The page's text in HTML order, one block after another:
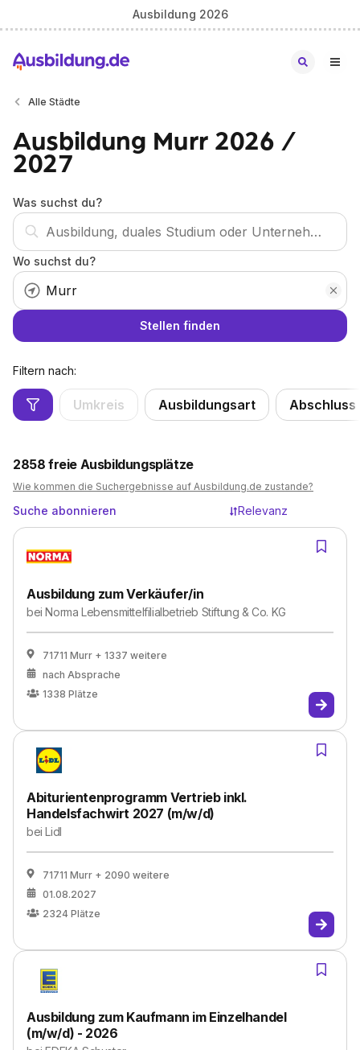
Ausbildung 2026
Alle Städte
Ausbildung Murr 2026 /
2027
Was suchst du?
Wo suchst du?
Stellen finden
Filtern nach:
Umkreis Ausbildungsart Abschluss
2858 freie Ausbildungsplätze
Wie kommen die Suchergebnisse auf Ausbildung.de zustande?
Suche abonnieren Relevanz
Ausbildung zum Verkäufer/in
beiNorma Lebensmittelfilialbetrieb Stiftung & Co. KG
71711 Murr + 1337 weitere
nach Absprache
1338 Plätze
Abiturientenprogramm Vertrieb inkl.
Handelsfachwirt 2027 (m/w/d)
beiLidl
71711 Murr + 2090 weitere
01.08.2027
2324 Plätze
Ausbildung zum Kaufmann im Einzelhandel
(m/w/d) - 2026